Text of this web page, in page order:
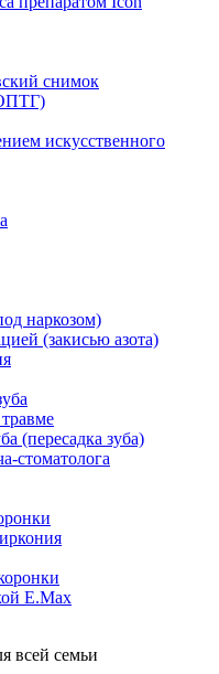
снимок
искусственного
наркозом)
(закисью азота)
(пересадка зуба)
стоматолога
E.Max
всей семьи